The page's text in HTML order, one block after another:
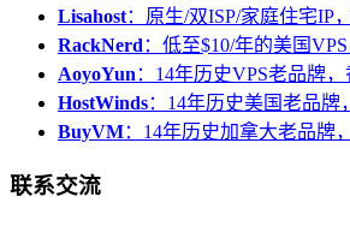
Lisahost：原生/双ISP/家庭住宅IP
RackNerd：低至$10/年的美国
AoyoYun：14年历史VPS老品牌
HostWinds：14年历史美国老品牌
BuyVM：14年历史加拿大老品牌
联系交流